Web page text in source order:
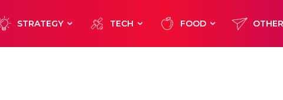
STRATEGY TECH FOOD